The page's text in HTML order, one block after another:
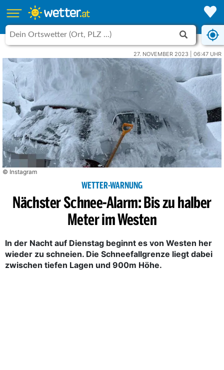
27. NOVEMBER 2023 | 06:47 UHR
© Instagram
WETTER-WARNUNG
Nächster Schnee-Alarm: Bis zu halber
Meter im Westen
In der Nacht auf Dienstag beginnt es von Westen her
wieder zu schneien. Die Schneefallgrenze liegt dabei
zwischen tiefen Lagen und 900m Höhe.